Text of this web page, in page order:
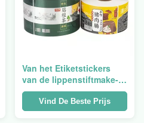
Van het Etiketstickers
van de lippenstiftmake-
up de Fles van het de
Stickersglas Voor het
drukken geschikte
Vind De Beste Prijs